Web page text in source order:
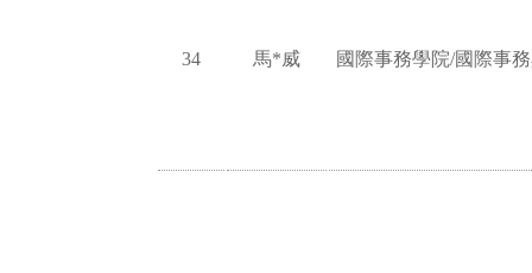
34 馬*威 國際事務學院/國際事